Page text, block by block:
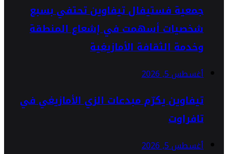
جمعية فستيفال تيفاوين تحتفي بسبع
شخصيات أسهمت في إشعاع المنطقة
وخدمة الثقافة الأمازيغية
أغسطس 5, 2026
تيفاوين يكرّم مبدعات الزي الأمازيغي في
تافراوت
أغسطس 5, 2026